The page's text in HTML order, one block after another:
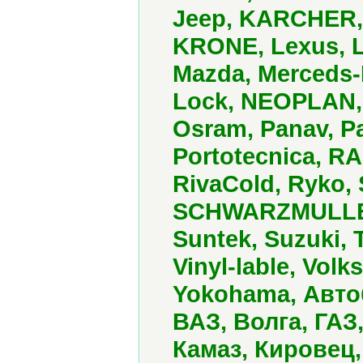
Jeep,
KRONE, Lexus,
Mazda,
Lock,
Osram, Panav,
Portotecnica,
RivaCold, Ryko,
Suntek, Suzuki,
Vinyl-lable,
Yokohama,
ВАЗ, Волга,
Камаз,